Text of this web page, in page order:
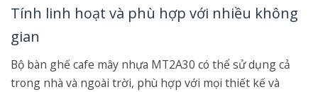
Tính linh hoạt và phù hợp với nhiều không
gian
Bộ bàn ghế cafe mây nhựa MT2A30 có thể sử dụng cả
trong nhà và ngoài trời, phù hợp với mọi thiết kế và